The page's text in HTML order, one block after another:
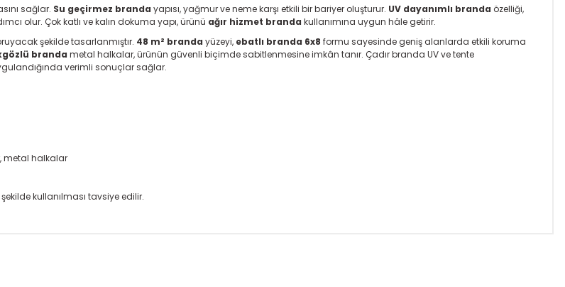
sağlar. Su geçirmez branda yapısı, yağmur ve neme karşı etkili bir bariyer oluşturur. UV dayanımlı branda özelliği,
olur. Çok katlı ve kalın dokuma yapı, ürünü ağır hizmet branda kullanımına uygun hâle getirir.
şekilde tasarlanmıştır. 48 m² branda yüzeyi, ebatlı branda 6x8 formu sayesinde geniş alanlarda etkili koruma
branda metal halkalar, ürünün güvenli biçimde sabitlenmesine imkân tanır. Çadır branda UV ve tente
verimli sonuçlar sağlar.
metal halkalar
kullanılması tavsiye edilir.